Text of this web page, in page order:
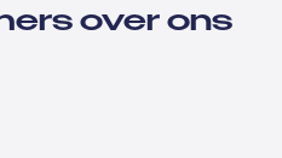
over ons